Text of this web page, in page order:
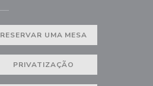
RESERVAR UMA MESA
PRIVATIZAÇÃO